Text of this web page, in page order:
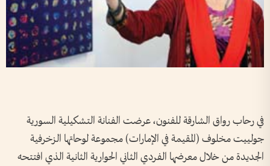
في رحاب رواق الشارقة للفنون، عرضت الفنانة التشكيلية السورية
جولييت مخلوف (المقيمة في الإمارات) مجموعة لوحاتها الزخرفية
الجديدة من خلال معرضها الفردي الثاني الحوارية الثانية الذي افتتحه